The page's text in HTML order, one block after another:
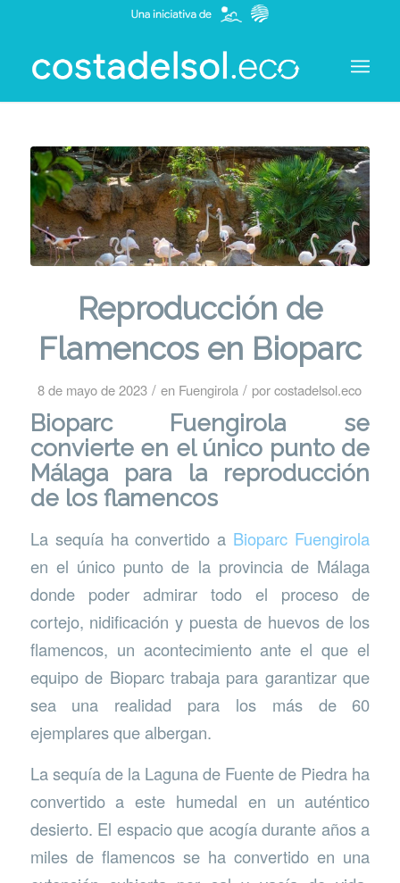
Reproducción de
Flamencos en Bioparc
8 de mayo de 2023 / en Fuengirola / porcostadelsol.eco
Bioparc Fuengirola se
convierte en el único punto de
Málaga para la reproducción
de los flamencos
La sequía ha convertido a Bioparc Fuengirola
en el único punto de la provincia de Málaga
donde poder admirar todo el proceso de
cortejo, nidificación y puesta de huevos de los
flamencos, un acontecimiento ante el que el
equipo de Bioparc trabaja para garantizar que
sea una realidad para los más de 60
ejemplares que albergan.
La sequía de la Laguna de Fuente de Piedra ha
convertido a este humedal en un auténtico
desierto. El espacio que acogía durante años a
miles de flamencos se ha convertido en una